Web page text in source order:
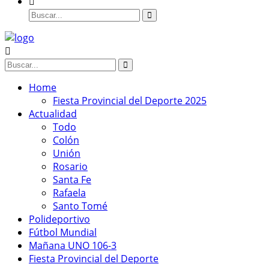
Home
Fiesta Provincial del Deporte 2025
Actualidad
Todo
Colón
Unión
Rosario
Santa Fe
Rafaela
Santo Tomé
Polideportivo
Fútbol Mundial
Mañana UNO 106-3
Fiesta Provincial del Deporte